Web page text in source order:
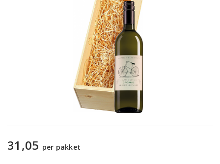
31,05 per pakket